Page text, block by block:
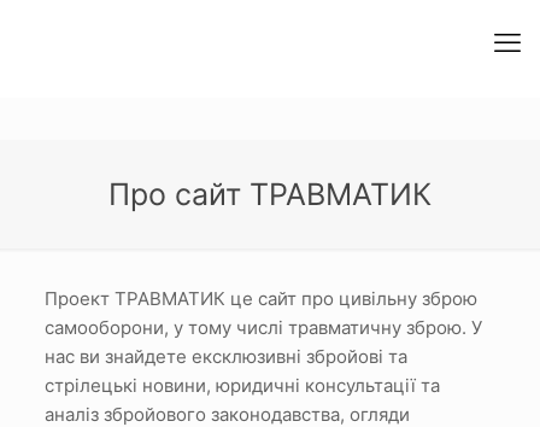
Про сайт ТРАВМАТИК
Проект ТРАВМАТИК це сайт про цивільну зброю
самооборони, у тому числі травматичну зброю. У
нас ви знайдете ексклюзивні збройові та
стрілецькі новини, юридичні консультації та
аналіз збройового законодавства, огляди